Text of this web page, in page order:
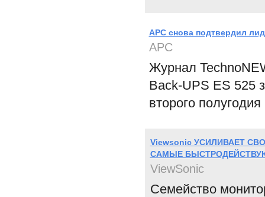
АРС снова подтвердил
APC
Журнал
Back-UPS ES 525
второго
Viewsonic УСИЛИВАЕТ
САМЫЕ
ViewSonic
Семейство